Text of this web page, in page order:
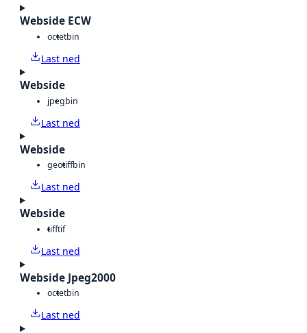
Webside ECW
octetbin
Last ned
Webside
jpegbin
Last ned
Webside
geotiffbin
Last ned
Webside
tifftif
Last ned
Webside Jpeg2000
octetbin
Last ned